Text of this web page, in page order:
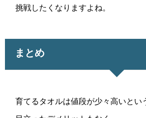
挑戦したくなりますよね。
まとめ
育てるタオルは値段が少々高いとい